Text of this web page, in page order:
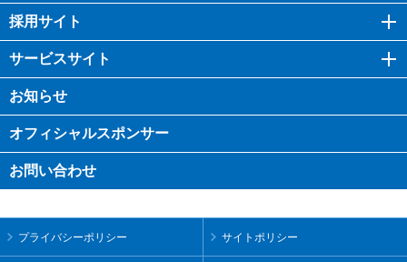
採用サイト
サービスサイト
お知らせ
オフィシャルスポンサー
お問い合わせ
プライバシーポリシー サイトポリシー